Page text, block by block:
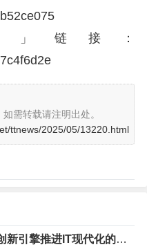
e075
」链接：
6d2e
如需转载请注明出处。
ttnews/2025/05/13220.html
新引擎推进IT现代化的十